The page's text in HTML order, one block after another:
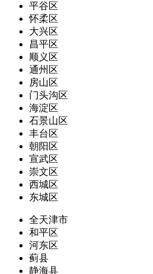
平谷区
怀柔区
大兴区
昌平区
顺义区
通州区
房山区
门头沟区
海淀区
石景山区
丰台区
朝阳区
宣武区
崇文区
西城区
东城区
全天津市
和平区
河东区
蓟县
静海县